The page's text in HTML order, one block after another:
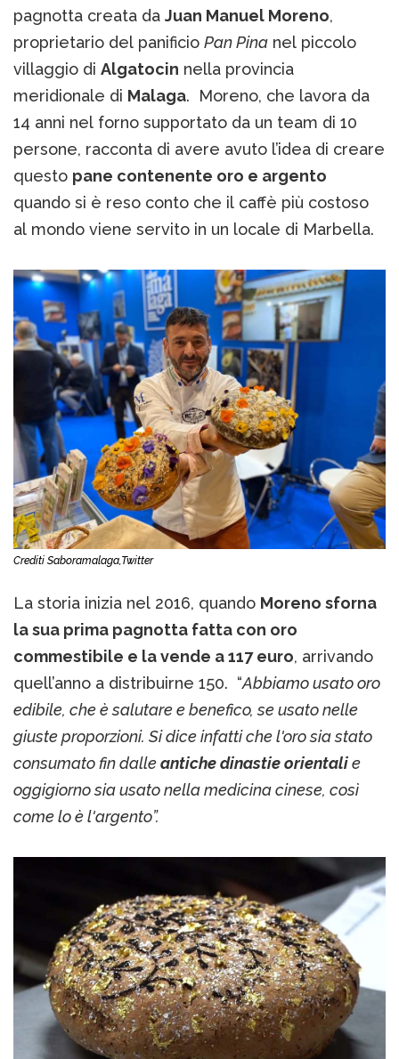
pagnotta creata da Juan Manuel Moreno,
proprietario del panificio Pan Pina nel piccolo
villaggio di Algatocin nella provincia
meridionale di Malaga. Moreno, che lavora da
14 anni nel forno supportato da un team di 10
persone, racconta di avere avuto l’idea di creare
questo pane contenente oro e argento
quando si è reso conto che il caffè più costoso
al mondo viene servito in un locale di Marbella.
Crediti Saboramalaga,Twitter
La storia inizia nel 2016, quando Moreno sforna
la sua prima pagnotta fatta con oro
commestibile e la vende a 117 euro, arrivando
quell’anno a distribuirne 150. “Abbiamo usato oro
edibile, che è salutare e benefico, se usato nelle
giuste proporzioni. Si dice infatti che l'oro sia stato
consumato fin dalleantiche dinastie orientalie
oggigiorno sia usato nella medicina cinese, così
come lo è l'argento”.